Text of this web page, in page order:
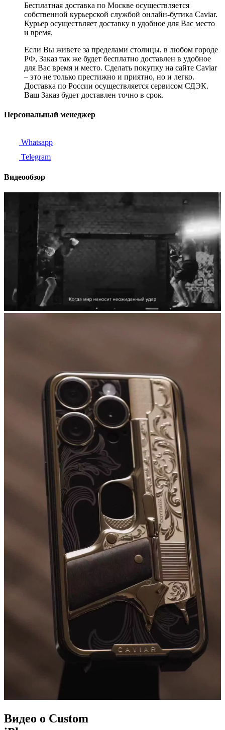
Бесплатная доставка по Москве осуществляется
собственной курьерской службой онлайн-бутика Caviar.
Курьер осуществляет доставку в удобное для Вас место
и время.
Если Вы живете за пределами столицы, в любом городе
РФ, Заказ так же будет бесплатно доставлен в удобное
для Вас время и место. Сделать покупку на сайте Caviar
– это не только престижно и приятно, но и легко.
Доставка по России осуществляется сервисом СДЭК.
Ваш Заказ будет доставлен точно в срок.
Персональный менеджер
Whatsapp
Telegram
Видеообзор
Видео о Custom